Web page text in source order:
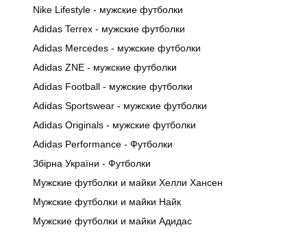
Nike Lifestyle - мужские футболки
Adidas Terrex - мужские футболки
Adidas Mercedes - мужские футболки
Adidas ZNE - мужские футболки
Adidas Football - мужские футболки
Adidas Sportswear - мужские футболки
Adidas Originals - мужские футболки
Adidas Performance - Футболки
Збірна України - Футболки
Мужские футболки и майки Хелли Хансен
Мужские футболки и майки Найк
Мужские футболки и майки Адидас